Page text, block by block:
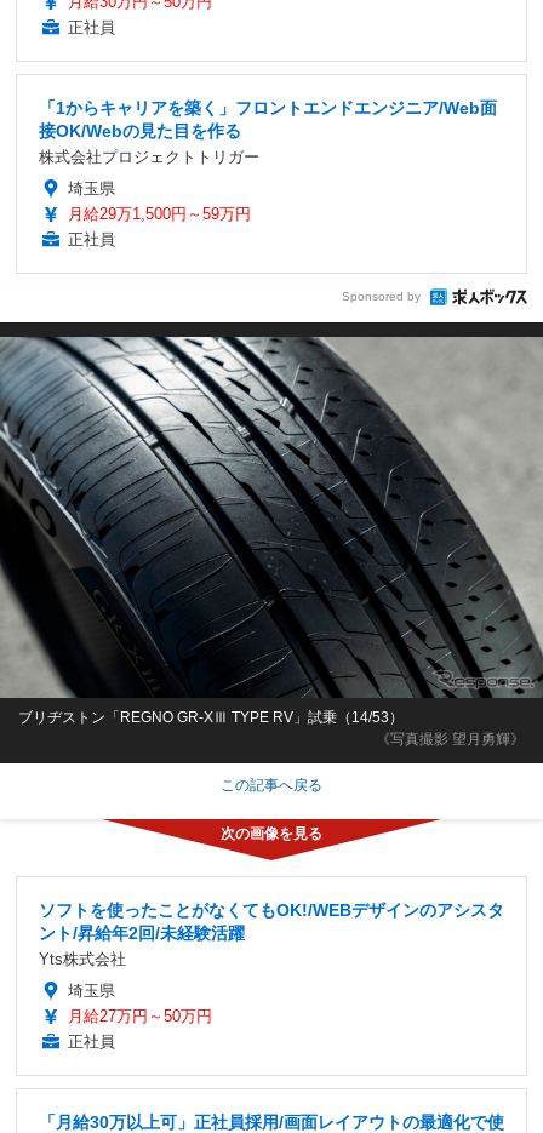
正社員
「1からキャリアを築く」フロントエンドエンジニア/Web面
接OK/Webの見た目を作る
株式会社プロジェクトトリガー
埼玉県
月給29万1,500円～59万円
正社員
Sponsored by
《写真撮影 望月勇輝》
ブリヂストン「REGNO GR-XⅢ TYPE RV」試乗（14/53）
この記事へ戻る
ソフトを使ったことがなくてもOK!/WEBデザインのアシスタ
ント/昇給年2回/未経験活躍
Yts株式会社
埼玉県
月給27万円～50万円
正社員
「月給30万以上可」正社員採用/画面レイアウトの最適化で使